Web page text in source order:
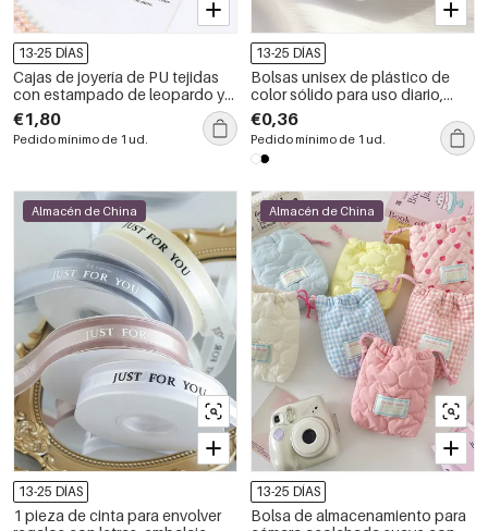
13-25 DÍAS
Cajas de joyería de PU tejidas
con estampado de leopardo y
flores retro de serie simple
€1,80
Pedido mínimo de 1 ud.
13-25 DÍAS
Bolsas unisex de plástico de
color sólido para uso diario,
serie simple, 1 unidad
€0,36
Pedido mínimo de 1 ud.
Almacén de China
13-25 DÍAS
1 pieza de cinta para envolver
Almacén de China
13-25 DÍAS
Bolsa de almacenamiento para